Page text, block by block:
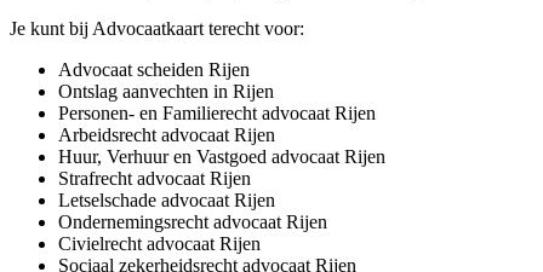
Je kunt bij Advocaatkaart terecht voor:
Advocaat scheiden Rijen
Ontslag aanvechten in Rijen
Personen- en Familierecht advocaat Rijen
Arbeidsrecht advocaat Rijen
Huur, Verhuur en Vastgoed advocaat Rijen
Strafrecht advocaat Rijen
Letselschade advocaat Rijen
Ondernemingsrecht advocaat Rijen
Civielrecht advocaat Rijen
Sociaal zekerheidsrecht advocaat Rijen